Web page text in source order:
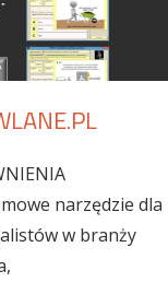
narzędzie dla
w branży